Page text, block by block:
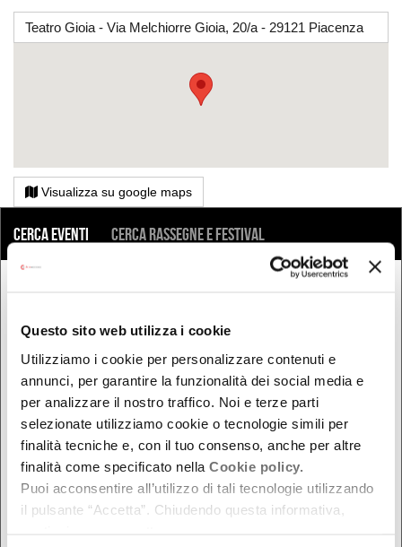
Questo sito web utilizza i cookie
Utilizziamo i cookie per personalizzare contenuti e
annunci, per garantire la funzionalità dei social media e
per analizzare il nostro traffico. Noi e terze parti
selezionate utilizziamo cookie o tecnologie simili per
finalità tecniche e, con il tuo consenso, anche per altre
finalità come specificato nella Cookie policy.
Puoi acconsentire all’utilizzo di tali tecnologie utilizzando
il pulsante “Accetta”. Chiudendo questa informativa,
Teatro Gioia - Via Melchiorre Gioia, 20/a - 29121 Piacenza
Visualizza su google maps
COSA
Cerca eventi Cerca rassegne e festival
Oggi
Da oggi in poi
Nel week-end
dal - al
DOVE
Bologna